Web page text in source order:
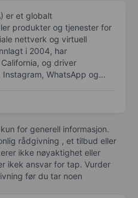
er et globalt
produkter og tjenester for
nettverk og virtuell
i 2004, har
og driver
WhatsApp og
av brukere over hele
sin portefølje med apper.
medier, utvikler Meta
virkelighet (VR) og
Reality Labs-divisjonen.
Meta Quest og utviklingen
for fremtidig
for generell informasjon.
rådgivning , et tilbud eller
ikke nøyaktighet eller
ikek ansvar for tap. Vurder
før du tar noen